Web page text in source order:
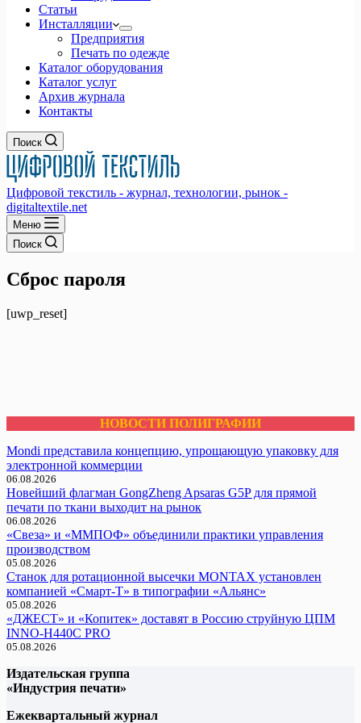
Статьи
Инсталляции
Предприятия
Печать по одежде
Каталог оборудования
Каталог услуг
Архив журнала
Контакты
Поиск
Цифровой текстиль - журнал, технологии, рынок -
digitaltextile.net
Меню
Поиск
Сброс пароля
[uwp_reset]
НОВОСТИ ПОЛИГРАФИИ
Mondi представила концепцию, упрощающую упаковку для
электронной коммерции
06.08.2026
Новейший флагман GongZheng Apsaras G5P для прямой
печати по ткани выходит на рынок
06.08.2026
«Свеза» и «ММПОФ» объединили практики управления
производством
05.08.2026
Cтанок для ротационной высечки MONTAX установлен
компанией «Смарт-Т» в типографии «Альянс»
05.08.2026
«ДЖЕСТ» и «Копитек» доставят в Россию струйную ЦПМ
INNO-H440C PRO
05.08.2026
Издательская группа
«Индустрия печати»
Ежеквартальный журнал